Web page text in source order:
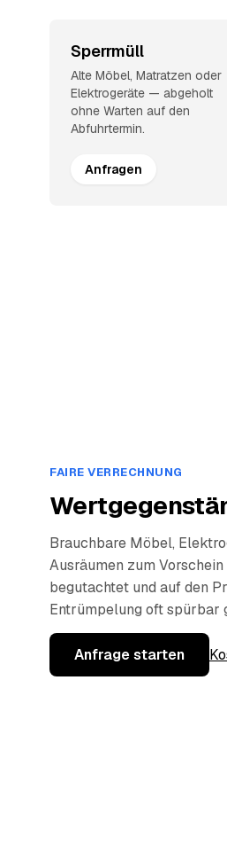
Sperrmüll
Alte Möbel, Matratzen oder
Elektrogeräte — abgeholt
ohne Warten auf den
Abfuhrtermin.
Anfragen
FAIRE VERRECHNUNG
Brauchbare Möbel,
Ausräumen zum
begutachtet und auf den
Entrümpelung oft spürbar
Anfrage starten